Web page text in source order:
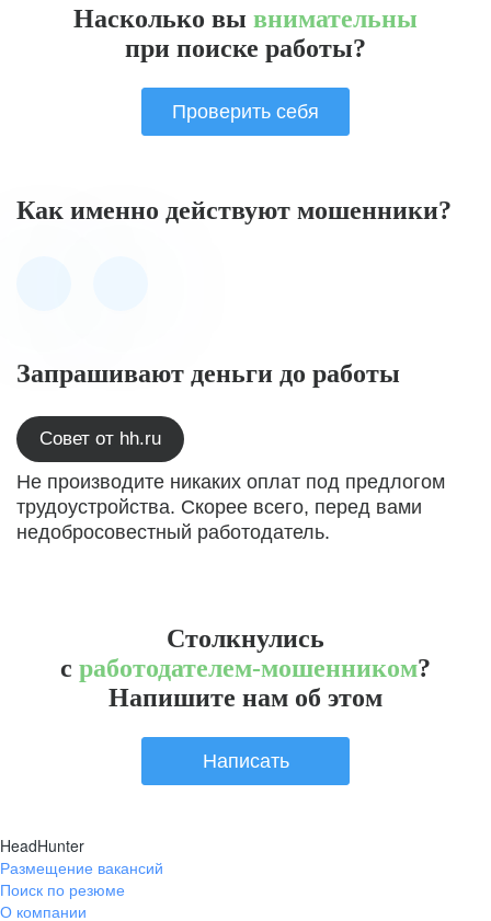
Насколько вы внимательны
при поиске работы?
Проверить себя
Как именно действуют мошенники?
Запрашивают деньги до работы
Совет от hh.ru
Не производите никаких оплат под предлогом
трудоустройства. Скорее всего, перед вами
недобросовестный работодатель.
Столкнулись
с работодателем-мошенником?
Напишите нам об этом
Написать
HeadHunter
Размещение вакансий
Поиск по резюме
О компании